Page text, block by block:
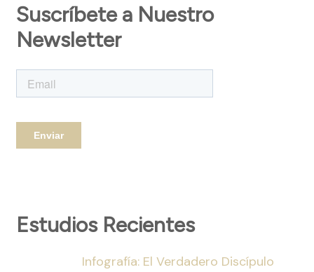
Suscríbete a Nuestro
Newsletter
Estudios Recientes
Infografía: El Verdadero Discípulo